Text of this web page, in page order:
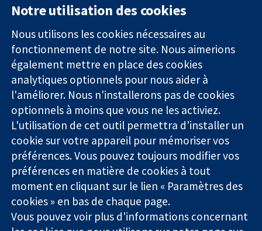
Des données
probantes.
Des décisions
éclairées.
Une meilleure
santé.
11-13 Cavendish
Square
Londres
W1G0AN
Royaume-Uni
nous
Actualités
Service de
presse
Qui sommes-
nous
Offres
d'emploi
Library
La Collaboration Cochrane est une association caritative (n°
1045921) et une société à responsabilité limitée par garantie (n°
03044323) enregistrée en Angleterre et au Pays de Galles. Numéro
Notre utilisation des cookies
Nous utilisons les cookies nécessaires au
fonctionnement de notre site. Nous aimerions
également mettre en place des cookies
analytiques optionnels pour nous aider à
l'améliorer. Nous n'installerons pas de cookies
optionnels à moins que vous ne les activiez.
L'utilisation de cet outil permettra d'installer un
cookie sur votre appareil pour mémoriser vos
préférences. Vous pouvez toujours modifier vos
préférences en matière de cookies à tout
moment en cliquant sur le lien « Paramètres des
cookies » en bas de chaque page.
Vous pouvez voir plus d'informations concernant